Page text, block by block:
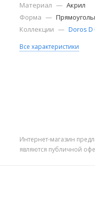
Материал — Акрил
Форма —
Коллекции — Doros D
Все характеристики
Интернет-магазин
являются публичной